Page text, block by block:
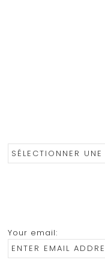
Catégories
Your email: